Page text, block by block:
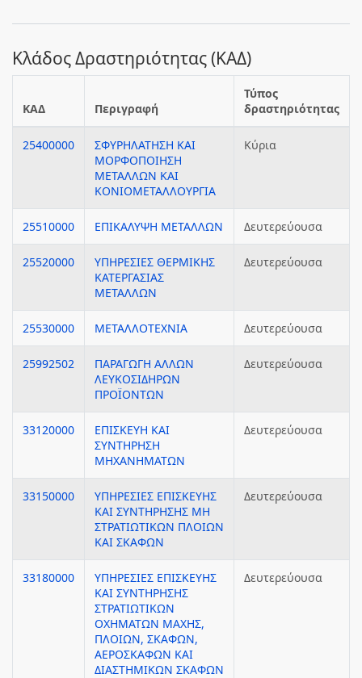
Κλάδος Δραστηριότητας (ΚΑΔ)
ΚΑΔ Περιγραφή
Τύπος
δραστηριότητας
25400000
ΣΦΥΡΗΛΑΤΗΣΗ ΚΑΙ
ΜΟΡΦΟΠΟΙΗΣΗ
ΜΕΤΑΛΛΩΝ ΚΑΙ
ΚΟΝΙΟΜΕΤΑΛΛΟΥΡΓΙΑ
Κύρια
25510000 ΕΠΙΚΑΛΥΨΗ ΜΕΤΑΛΛΩΝ Δευτερεύουσα
25520000
ΥΠΗΡΕΣΙΕΣ ΘΕΡΜΙΚΗΣ
ΚΑΤΕΡΓΑΣΙΑΣ
ΜΕΤΑΛΛΩΝ
Δευτερεύουσα
25530000 ΜΕΤΑΛΛΟΤΕΧΝΙΑ Δευτερεύουσα
25992502
ΠΑΡΑΓΩΓΗ ΑΛΛΩΝ
ΛΕΥΚΟΣΙΔΗΡΩΝ
ΠΡΟΪΟΝΤΩΝ
Δευτερεύουσα
33120000
ΕΠΙΣΚΕΥΗ ΚΑΙ
ΣΥΝΤΗΡΗΣΗ
ΜΗΧΑΝΗΜΑΤΩΝ
Δευτερεύουσα
33150000
ΥΠΗΡΕΣΙΕΣ ΕΠΙΣΚΕΥΗΣ
ΚΑΙ ΣΥΝΤΗΡΗΣΗΣ ΜΗ
ΣΤΡΑΤΙΩΤΙΚΩΝ ΠΛΟΙΩΝ
ΚΑΙ ΣΚΑΦΩΝ
Δευτερεύουσα
33180000
ΥΠΗΡΕΣΙΕΣ ΕΠΙΣΚΕΥΗΣ
ΚΑΙ ΣΥΝΤΗΡΗΣΗΣ
ΣΤΡΑΤΙΩΤΙΚΩΝ
ΟΧΗΜΑΤΩΝ ΜΑΧΗΣ,
ΠΛΟΙΩΝ, ΣΚΑΦΩΝ,
ΑΕΡΟΣΚΑΦΩΝ ΚΑΙ
ΔΙΑΣΤΗΜΙΚΩΝ ΣΚΑΦΩΝ
Δευτερεύουσα